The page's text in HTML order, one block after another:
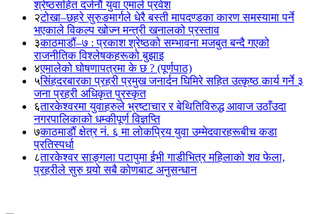
श्रेष्ठसहित दर्जनौं युवा एमाले प्रवेश
२टोखा–छहरे सुरुङमार्गले धेरै बस्ती मापदण्डका कारण समस्यामा पर्ने
भएकाले विकल्प खोज्न मन्त्री खनालको प्रस्ताव
३काठमाडौं–७ : प्रकाश श्रेष्ठको सम्भावना मजबुत बन्दै गएको
राजनीतिक विश्लेषकहरूको बुझाइ
४एमालेको घोषणापत्रमा के छ ? (पूर्णपाठ)
५सिंहदरबारका प्रहरी प्रमुख जनार्दन घिमिरे सहित उत्कृष्ठ कार्य गर्ने ३
जना प्रहरी अधिकृत पुरस्कृत
६तारकेश्वरमा युवाहरुले भ्रष्टाचार र बेथितिविरुद्ध आवाज उठाँउदा
नगरपालिकाको धम्कीपूर्ण विज्ञप्ति
७काठमाडौं क्षेत्र नं. ६ मा लोकप्रिय युवा उम्मेदवारहरूबीच कडा
प्रतिस्पर्धा
८तारकेश्वर साङ्गला पटापुमा ईभी गाडीभित्र महिलाको शव फेला,
प्रहरीले सुरु गर्‍यो सबै कोणबाट अनुसन्धान